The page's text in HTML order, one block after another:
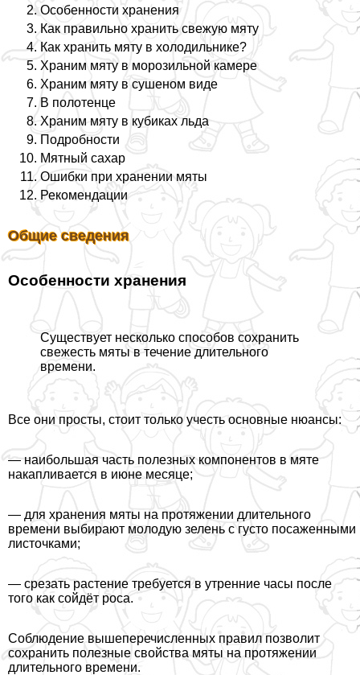
Особенности хранения
Как правильно хранить свежую мяту
Как хранить мяту в холодильнике?
Храним мяту в морозильной камере
Храним мяту в сушеном виде
В полотенце
Храним мяту в кубиках льда
Подробности
Мятный сахар
Ошибки при хранении мяты
Рекомендации
Общие сведения
Особенности хранения
Существует несколько способов сохранить
свежесть мяты в течение длительного
времени.
Все они просты, стоит только учесть основные нюансы:
— наибольшая часть полезных компонентов в мяте
накапливается в июне месяце;
— для хранения мяты на протяжении длительного
времени выбирают молодую зелень с густо посаженными
листочками;
— срезать растение требуется в утренние часы после
того как сойдёт роса.
Соблюдение вышеперечисленных правил позволит
сохранить полезные свойства мяты на протяжении
длительного времени.